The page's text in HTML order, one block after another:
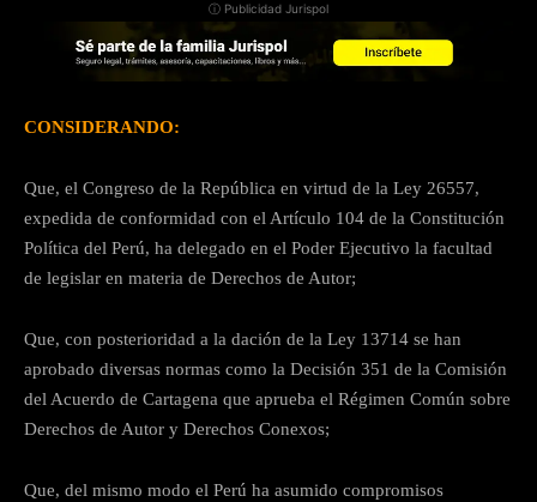
ⓘ Publicidad Jurispol
CONSIDERANDO:
Que, el Congreso de la República en virtud de la Ley 26557,
expedida de conformidad con el Artículo 104 de la Constitución
Política del Perú, ha delegado en el Poder Ejecutivo la facultad
de legislar en materia de Derechos de Autor;
Que, con posterioridad a la dación de la Ley 13714 se han
aprobado diversas normas como la Decisión 351 de la Comisión
del Acuerdo de Cartagena que aprueba el Régimen Común sobre
Derechos de Autor y Derechos Conexos;
Que, del mismo modo el Perú ha asumido compromisos